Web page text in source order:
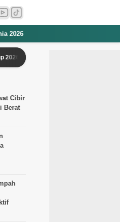
2026
Beri Bibit Kakao-Kelapa, Mentan
Cibir
Berat